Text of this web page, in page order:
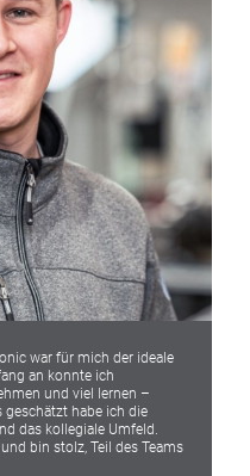
war für mich der ideale
an konnte ich
und viel lernen –
geschätzt habe ich die
das kollegiale Umfeld.
bin stolz, Teil des Teams